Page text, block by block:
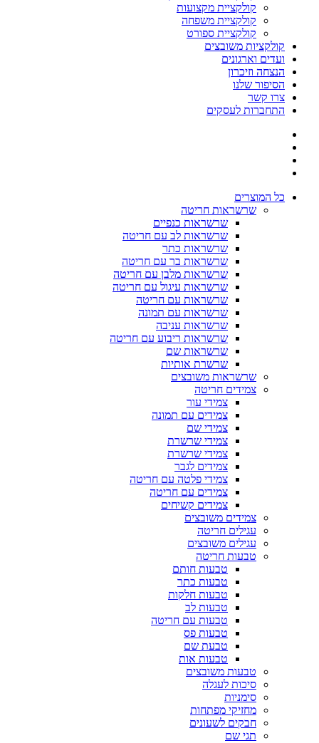
קולקציית מקצועות
קולקציית משפחה
קולקציית ספורט
קולקציות משובצים
ועדים וארגונים
הנצחה וזיכרון
הסיפור שלנו
צרו קשר
התחברות לעסקים
כל המוצרים
שרשראות חריטה
שרשראות כנפיים
שרשראות לב עם חריטה
שרשראות כתר
שרשראות בר עם חריטה
שרשראות מלבן עם חריטה
שרשראות עיגול עם חריטה
שרשראות עם חריטה
שרשראות עם תמונה
שרשראות עניבה
שרשראות ריבוע עם חריטה
שרשראות שם
שרשרת אותיות
שרשראות משובצים
צמידים חריטה
צמידי עור
צמידים עם תמונה
צמידי שם
צמידי שרשרת
צמידי שרשרת
צמידים לגבר
צמידי פלטה עם חריטה
צמידים עם חריטה
צמידים קשיחים
צמידים משובצים
עגילים חריטה
עגילים משובצים
טבעות חריטה
טבעות חותם
טבעות כתר
טבעות חלקות
טבעות לב
טבעות עם חריטה
טבעות פס
טבעת שם
טבעות אות
טבעות משובצים
סיכות לעגלה
סימניות
מחזיקי מפתחות
חבקים לשעונים
תגי שם